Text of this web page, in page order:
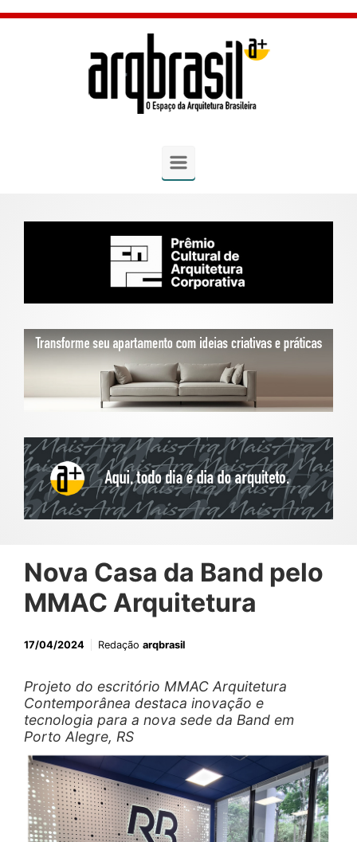
Skip to main content
Nova Casa da Band pelo
MMAC Arquitetura
17/04/2024 Redação arqbrasil
Projeto do escritório MMAC Arquitetura
Contemporânea destaca inovação e
tecnologia para a nova sede da Band em
Porto Alegre, RS